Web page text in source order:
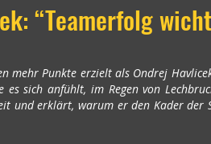
“Teamerfolg
mehr Punkte erzielt als Ondrej
sich anfühlt, im Regen von
und erklärt, warum er den Kader der